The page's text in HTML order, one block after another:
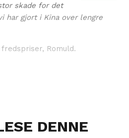
skade for det
har gjort i Kina over lengre
Romuld.
DENNE